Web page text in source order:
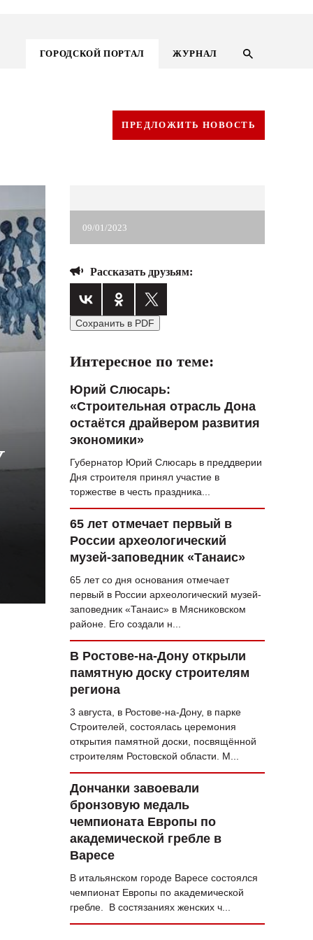
ГОРОДСКОЙ ПОРТАЛ ЖУРНАЛ
ГОРОДСКОЙ ПОРТАЛ
СТИЛЬ ЖИЗНИ
ЧЕЛОВЕК ОСОБЕННЫЙ
КУЛЬТ ЕДЫ
ПРЕДЛОЖИТЬ НОВОСТЬ
09/01/2023
Рассказать друзьям:
Сохранить в PDF
Интересное по теме:
Юрий Слюсарь:
«Строительная отрасль Дона
остаётся драйвером развития
экономики»
Губернатор Юрий Слюсарь в преддверии
Дня строителя принял участие в
торжестве в честь праздника...
65 лет отмечает первый в
России археологический
музей-заповедник «Танаис»
65 лет со дня основания отмечает
первый в России археологический музей-
заповедник «Танаис» в Мясниковском
районе. Его создали н...
В Ростове-на-Дону открыли
памятную доску строителям
региона
3 августа, в Ростове-на-Дону, в парке
Строителей, состоялась церемония
открытия памятной доски, посвящённой
строителям Ростовской области. М...
Дончанки завоевали
бронзовую медаль
чемпионата Европы по
академической гребле в
Варесе
В итальянском городе Варесе состоялся
чемпионат Европы по академической
гребле. В состязаниях женских ч...